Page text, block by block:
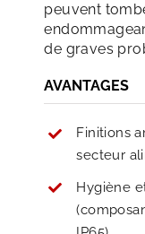
peuvent
de graves
AVANTAGES
Finitions
secteur
Hygiène